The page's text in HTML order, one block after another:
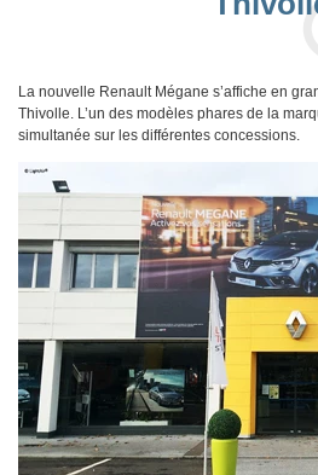
La nouvelle Renault Mégane s’affiche en
Thivolle. L’un des modèles phares de la
simultanée sur les différentes concessions.